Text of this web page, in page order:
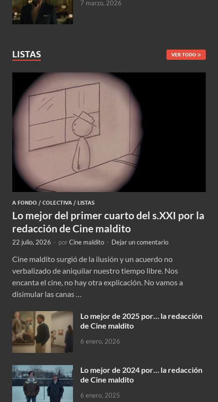
7 marzo, 2026
LISTAS VER TODO
A FONDO / COLECTIVA / LISTAS
Lo mejor del primer cuarto del s.XXI por la
redacción de Cine maldito
22 julio, 2026 - porCine maldito - Dejar un comentario
Cine maldito surgió de la ilusión y un acuerdo no
verbalizado de aniquilar nuestro tiempo libre. Nos
encanta el cine, no hay otra explicación. No vamos a
disimular las canas …
Lo mejor de 2025 por… la redacción
de Cine maldito
6 enero, 2026
Lo mejor de 2024 por… la redacción
de Cine maldito
6 enero, 2025